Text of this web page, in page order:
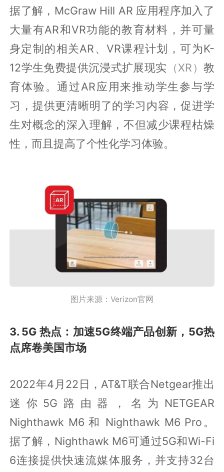
据了解，McGraw Hill AR 应用程序加入了
大量有AR和VR功能的教育材料，并可量
身定制的相关AR、VR课程计划，可为K-
12学生免费提供沉浸式扩展现实 （XR） 教
育体验。通过AR应用来推动学生参与学
习，提供更清晰明了的学习内容，促进学
生对概念的深入理解，不但减少课程枯燥
性，而且提高了个性化学习体验。
图片来源：Verizon官网
3. 5G 热点：加速5G终端产品创新，5G热
点席卷美国市场
2022年4月22日，AT&T联合Netgear推出
迷你5G路由器，名为NETGEAR
Nighthawk M6 和 Nighthawk M6 Pro。
据了解，Nighthawk M6可通过5G和Wi-Fi
6连接提供快速流媒体服务，并支持32台